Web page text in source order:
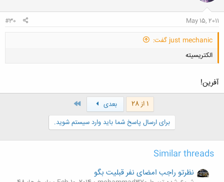
May 15, 2011
#30
just mechanic گفت:
الکتریسیته
کلیک کنید تا باز شود...
آفرین!
1 از 28 بعدی
برای ارسال پاسخ شما باید وارد سیستم شوید.
Similar threads
نظرتو راجب امضای نفر قبلیت بگو